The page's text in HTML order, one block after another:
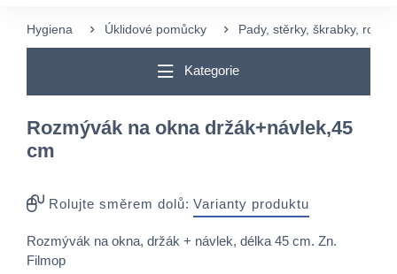
Hygiena Úklidové pomůcky Pady, stěrky, škrabky,
Kategorie
Rozmývák na okna držák+návlek,45
cm
Rolujte směrem dolů: Varianty produktu
Rozmývák na okna, držák + návlek, délka 45 cm. Zn.
Filmop